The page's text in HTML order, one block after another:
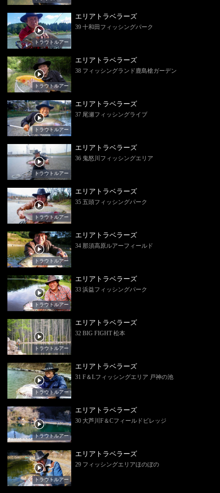
トラウトルアー
エリアトラベラーズ
39 十和田フィッシングパーク
トラウトルアー
エリアトラベラーズ
38 フィッシングランド鹿島槍ガーデン
トラウトルアー
エリアトラベラーズ
37 尾瀬フィッシングライブ
トラウトルアー
エリアトラベラーズ
36 鬼怒川フィッシングエリア
トラウトルアー
エリアトラベラーズ
35 五頭フィッシングパーク
トラウトルアー
エリアトラベラーズ
34 那須高原ルアーフィールド
トラウトルアー
エリアトラベラーズ
33 浜益フィッシングパーク
トラウトルアー
エリアトラベラーズ
32 BIG FIGHT 松本
トラウトルアー
エリアトラベラーズ
31 F＆Lフィッシングエリア 戸神の池
トラウトルアー
エリアトラベラーズ
30 大芦川F＆Cフィールドビレッジ
トラウトルアー
エリアトラベラーズ
29 フィッシングエリアほのぼの